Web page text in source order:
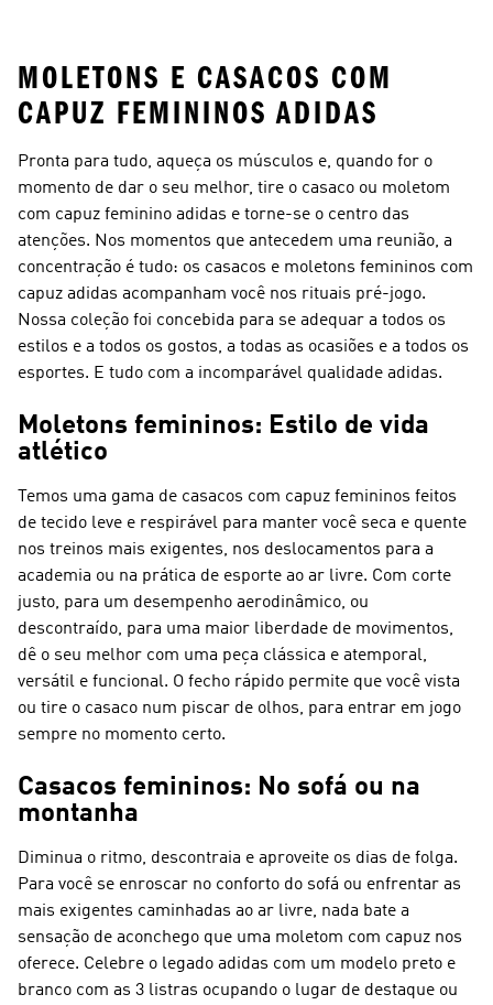
MOLETONS E CASACOS COM
CAPUZ FEMININOS ADIDAS
Pronta para tudo, aqueça os músculos e, quando for o
momento de dar o seu melhor, tire o casaco ou moletom
com capuz feminino adidas e torne-se o centro das
atenções. Nos momentos que antecedem uma reunião, a
concentração é tudo: os casacos e moletons femininos com
capuz adidas acompanham você nos rituais pré-jogo.
Nossa coleção foi concebida para se adequar a todos os
estilos e a todos os gostos, a todas as ocasiões e a todos os
esportes. E tudo com a incomparável qualidade adidas.
Moletons femininos: Estilo de vida
atlético
Temos uma gama de casacos com capuz femininos feitos
de tecido leve e respirável para manter você seca e quente
nos treinos mais exigentes, nos deslocamentos para a
academia ou na prática de esporte ao ar livre. Com corte
justo, para um desempenho aerodinâmico, ou
descontraído, para uma maior liberdade de movimentos,
dê o seu melhor com uma peça clássica e atemporal,
versátil e funcional. O fecho rápido permite que você vista
ou tire o casaco num piscar de olhos, para entrar em jogo
sempre no momento certo.
Casacos femininos: No sofá ou na
montanha
Diminua o ritmo, descontraia e aproveite os dias de folga.
Para você se enroscar no conforto do sofá ou enfrentar as
mais exigentes caminhadas ao ar livre, nada bate a
sensação de aconchego que uma moletom com capuz nos
oferece. Celebre o legado adidas com um modelo preto e
branco com as 3 listras ocupando o lugar de destaque ou